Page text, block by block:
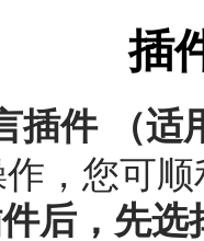
插
插件 （
，您可
后，先选